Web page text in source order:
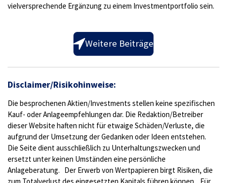
vielversprechende Ergänzung zu einem Investmentportfolio sein.
Weitere Beiträge
Disclaimer/Risikohinweise:
Die besprochenen Aktien/Investments stellen keine spezifischen
Kauf- oder Anlageempfehlungen dar. Die Redaktion/Betreiber
dieser Website haften nicht für etwaige Schäden/Verluste, die
aufgrund der Umsetzung der Gedanken oder Ideen entstehen.
Die Seite dient ausschließlich zu Unterhaltungszwecken und
ersetzt unter keinen Umständen eine persönliche
Anlageberatung. Der Erwerb von Wertpapieren birgt Risiken, die